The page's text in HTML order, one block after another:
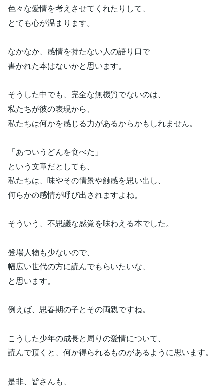
色々な愛情を考えさせてくれたりして、
とても心が温まります。
なかなか、感情を持たない人の語り口で
書かれた本はないかと思います。
そうした中でも、完全な無機質でないのは、
私たちが彼の表現から、
私たちは何かを感じる力があるからかもしれません。
「あついうどんを食べた」
という文章だとしても、
私たちは、味やその情景や触感を思い出し、
何らかの感情が呼び出されますよね。
そういう、不思議な感覚を味わえる本でした。
登場人物も少ないので、
幅広い世代の方に読んでもらいたいな、
と思います。
例えば、思春期の子とその両親ですね。
こうした少年の成長と周りの愛情について、
読んで頂くと、何か得られるものがあるように思います。
是非、皆さんも、